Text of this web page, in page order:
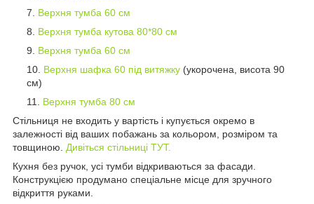
Верхня тумба 60 см
Верхня тумба кутова 80*80 см
Верхня тумба 60 см
Верхня шафка 60 під витяжку (укорочена, висота 90
см)
Верхня тумба 80 см
Стільниця не входить у вартість і купується окремо в
залежності від ваших побажань за кольором, розміром та
товщиною. Дивіться стільниці ТУТ.
Кухня без ручок, усі тумби відкриваються за фасади.
Конструкцією продумано спеціальне місце для зручного
відкриття руками.